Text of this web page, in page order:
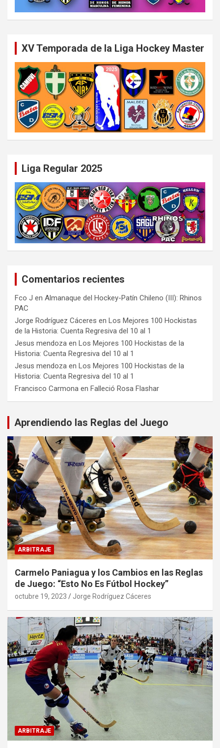
XV Temporada de la Liga Hockey Master
Liga Regular 2025
Comentarios recientes
Fco J en Almanaque del Hockey-Patín Chileno (III): Rhinos
PAC
Jorge Rodríguez Cáceres en Los Mejores 100 Hockistas
de la Historia: Cuenta Regresiva del 10 al 1
Jesus mendoza en Los Mejores 100 Hockistas de la
Historia: Cuenta Regresiva del 10 al 1
Jesus mendoza en Los Mejores 100 Hockistas de la
Historia: Cuenta Regresiva del 10 al 1
Francisco Carmona en Falleció Rosa Flashar
Aprendiendo las Reglas del Juego
ARBITRAJE
Carmelo Paniagua y los Cambios en las Reglas
de Juego: “Esto No Es Fútbol Hockey”
octubre 19, 2023 Jorge Rodríguez Cáceres
ARBITRAJE